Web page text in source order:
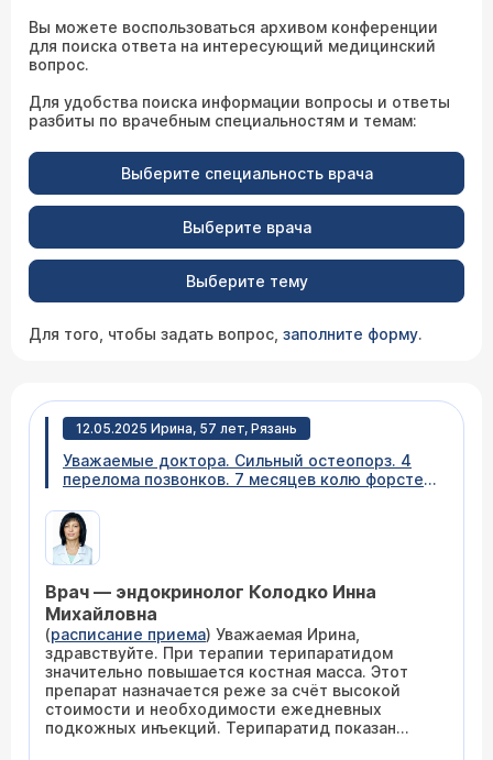
Вы можете воспользоваться архивом конференции
для поиска ответа на интересующий медицинский
вопрос.
Для удобства поиска информации вопросы и ответы
разбиты по врачебным специальностям и темам:
Выберите специальность врача
Выберите врача
Выберите тему
Для того, чтобы задать вопрос, заполните форму.
12.05.2025 Ирина, 57 лет, Рязань
Уважаемые доктора. Сильный остеопорз. 4
перелома позвонков. 7 месяцев колю форстео
дать рекомендации. Сдала анализы. Все в
норме.ca2.64 Д вит 59.9. Но упал птг.
Референт лаборатории 15. 65. Уменя 10.94.
результатом уколов форстео(терипарадид).
Можно ли продолжать? Спасибо и жду ответ.
Форстео очень нужно продолжить.
Врач — эндокринолог Колодко Инна
Михайловна
(расписание приема) Уважаемая Ирина,
здравствуйте. При терапии терипаратидом
значительно повышается костная масса. Этот
препарат назначается реже за счёт высокой
стоимости и необходимости ежедневных
подкожных инъекций. Терипаратид показан